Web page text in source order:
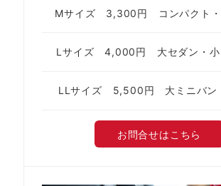
Mサイズ 3,300円 コンパクト・
Lサイズ 4,000円 大セダン・小
LLサイズ 5,500円 大ミニバン
お問合せはこちら